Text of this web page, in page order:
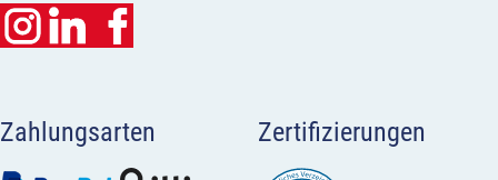
Zahlungsarten Zertifizierungen